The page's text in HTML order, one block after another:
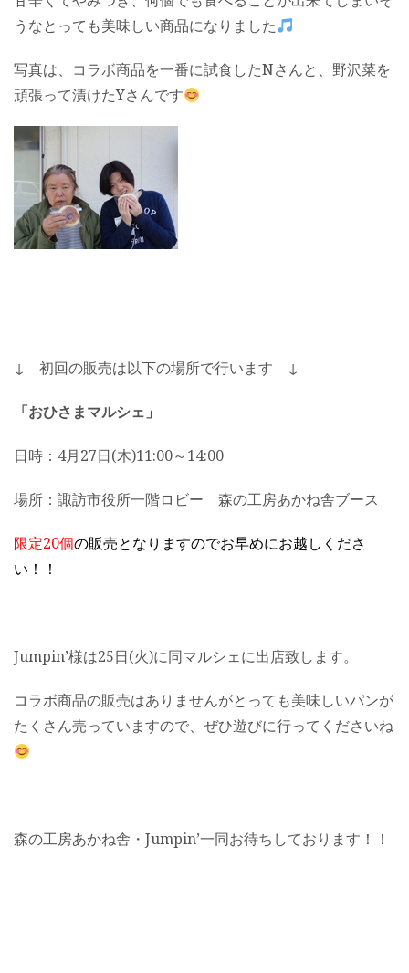
うなとっても美味しい商品になりました
写真は、コラボ商品を一番に試食したNさんと、野沢菜を
頑張って漬けたYさんです
↓ 初回の販売は以下の場所で行います ↓
「おひさまマルシェ」
日時：4月27日(木)11:00～14:00
場所：諏訪市役所一階ロビー 森の工房あかね舎ブース
限定20個の販売となりますのでお早めにお越しくださ
い！！
Jumpin’様は25日(火)に同マルシェに出店致します。
コラボ商品の販売はありませんがとっても美味しいパンが
たくさん売っていますので、ぜひ遊びに行ってくださいね
森の工房あかね舎・Jumpin’一同お待ちしております！！